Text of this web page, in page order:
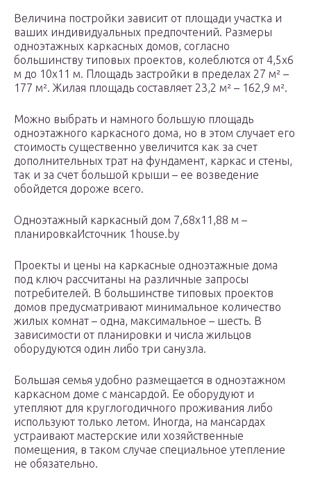
Величина постройки зависит от площади участка и
ваших индивидуальных предпочтений. Размеры
одноэтажных каркасных домов, согласно
большинству типовых проектов, колеблются от 4,5х6
м до 10х11 м. Площадь застройки в пределах 27 м² –
177 м². Жилая площадь составляет 23,2 м² – 162,9 м².
Можно выбрать и намного большую площадь
одноэтажного каркасного дома, но в этом случает его
стоимость существенно увеличится как за счет
дополнительных трат на фундамент, каркас и стены,
так и за счет большой крыши – ее возведение
обойдется дороже всего.
Одноэтажный каркасный дом 7,68х11,88 м –
планировкаИсточник 1house.by
Проекты и цены на каркасные одноэтажные дома
под ключ рассчитаны на различные запросы
потребителей. В большинстве типовых проектов
домов предусматривают минимальное количество
жилых комнат – одна, максимальное – шесть. В
зависимости от планировки и числа жильцов
оборудуются один либо три санузла.
Большая семья удобно размещается в одноэтажном
каркасном доме с мансардой. Ее оборудуют и
утепляют для круглогодичного проживания либо
используют только летом. Иногда, на мансардах
устраивают мастерские или хозяйственные
помещения, в таком случае специальное утепление
не обязательно.